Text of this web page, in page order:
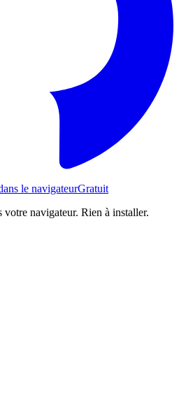
le navigateurGratuit
navigateur. Rien à installer.